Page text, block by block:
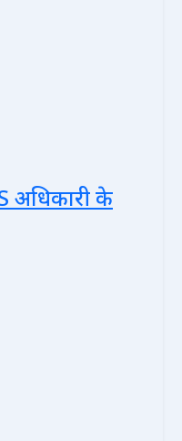
अधिकारी के